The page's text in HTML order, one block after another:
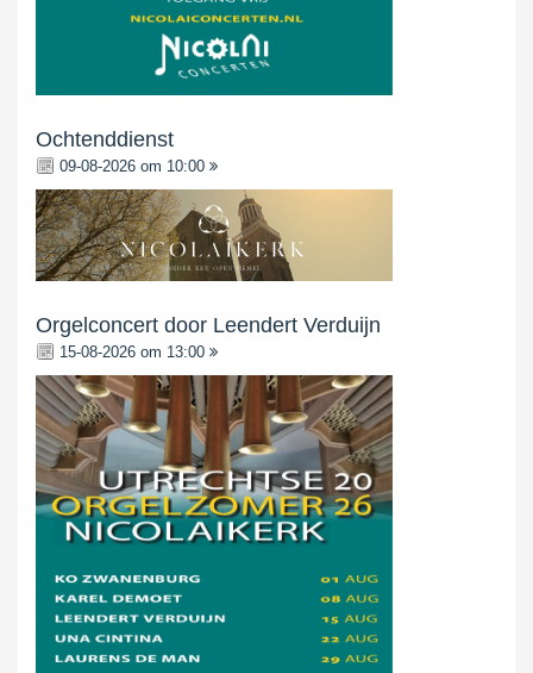
Ochtenddienst
09-08-2026 om 10:00
Orgelconcert door Leendert Verduijn
15-08-2026 om 13:00